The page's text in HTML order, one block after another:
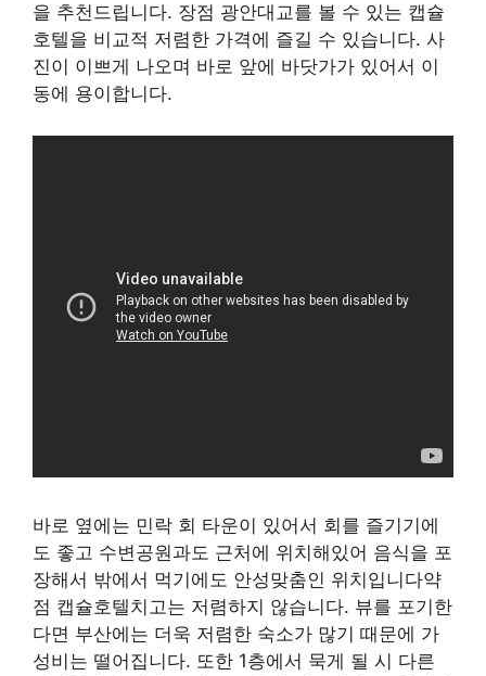
을 추천드립니다. 장점 광안대교를 볼 수 있는 캡슐
호텔을 비교적 저렴한 가격에 즐길 수 있습니다. 사
진이 이쁘게 나오며 바로 앞에 바닷가가 있어서 이
동에 용이합니다.
바로 옆에는 민락 회 타운이 있어서 회를 즐기기에
도 좋고 수변공원과도 근처에 위치해있어 음식을 포
장해서 밖에서 먹기에도 안성맞춤인 위치입니다약
점 캡슐호텔치고는 저렴하지 않습니다. 뷰를 포기한
다면 부산에는 더욱 저렴한 숙소가 많기 때문에 가
성비는 떨어집니다. 또한 1층에서 묵게 될 시 다른